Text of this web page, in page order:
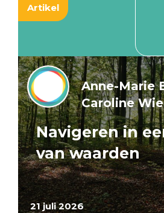
Artikel
21 juli 2026
Anne-Marie
Caroline
Navigeren in
van waarden